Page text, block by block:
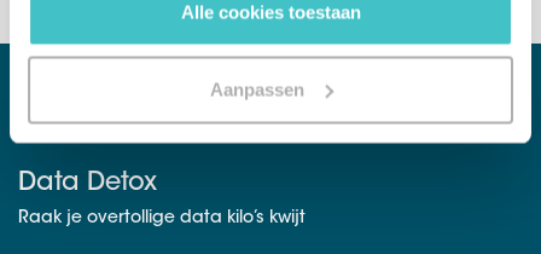
Alle cookies toestaan
Aanpassen
WHITEPAPER
Data Detox
Raak je overtollige data kilo’s kwijt